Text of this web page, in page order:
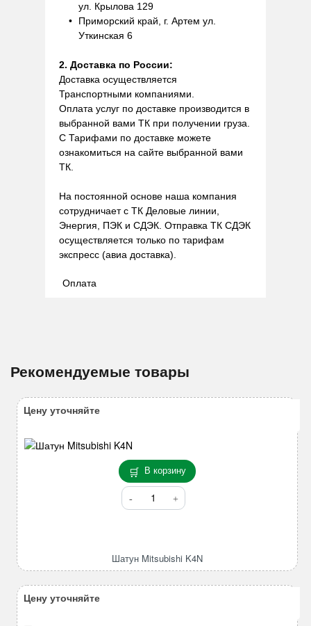
ул. Крылова 129
Приморский край, г. Артем ул.
Уткинская 6
2. Доставка по России:
Доставка осуществляется
Транспортными компаниями.
Оплата услуг по доставке производится в
выбранной вами ТК при получении груза.
С Тарифами по доставке можете
ознакомиться на сайте выбранной вами
ТК.
На постоянной основе наша компания
сотрудничает с ТК Деловые линии,
Энергия, ПЭК и СДЭК. Отправка ТК СДЭК
осуществляется только по тарифам
экспресс (авиа доставка).
Оплата
Рекомендуемые товары
В корзину
Количество
товара
Шатун Mitsubishi K4N
Цену уточняйте
Цену уточняйте